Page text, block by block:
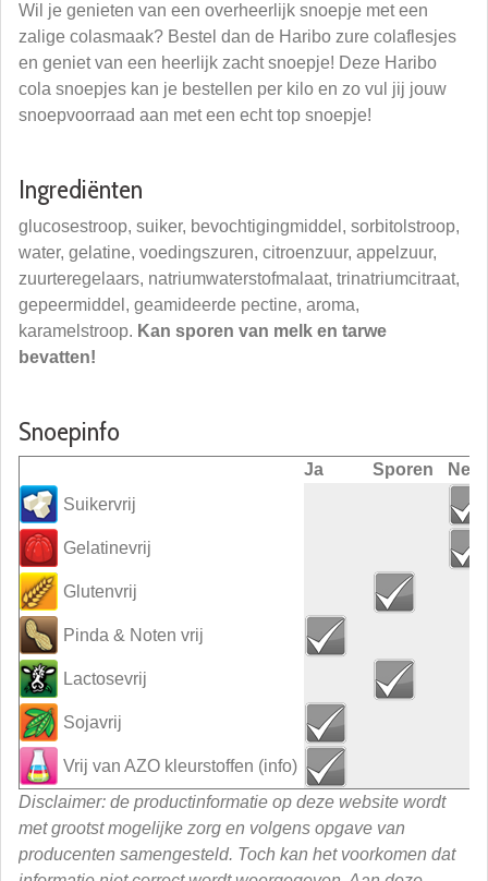
Wil je genieten van een overheerlijk snoepje met een
zalige colasmaak? Bestel dan de Haribo zure colaflesjes
en geniet van een heerlijk zacht snoepje! Deze Haribo
cola snoepjes kan je bestellen per kilo en zo vul jij jouw
snoepvoorraad aan met een echt top snoepje!
Ingrediënten
glucosestroop, suiker, bevochtigingmiddel, sorbitolstroop,
water, gelatine, voedingszuren, citroenzuur, appelzuur,
zuurteregelaars, natriumwaterstofmalaat, trinatriumcitraat,
gepeermiddel, geamideerde pectine, aroma,
karamelstroop. Kan sporen van melk en tarwe
bevatten!
Snoepinfo
Ja Sporen
Nee
Suikervrij
Gelatinevrij
Glutenvrij
Pinda & Noten vrij
Lactosevrij
Sojavrij
Vrij van AZO kleurstoffen (info)
Disclaimer: de productinformatie op deze website wordt
met grootst mogelijke zorg en volgens opgave van
producenten samengesteld. Toch kan het voorkomen dat